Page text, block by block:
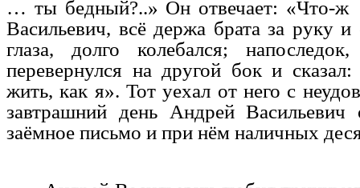
… ты бедный?..» Он отвечает: «Что-ж
Васильевич, всё держа брата за руку
глаза, долго колебался;
перевернулся на другой бок и
жить, как я». Тот уехал от него с
завтрашний день Андрей Васильевич
заёмное письмо и при нём наличных